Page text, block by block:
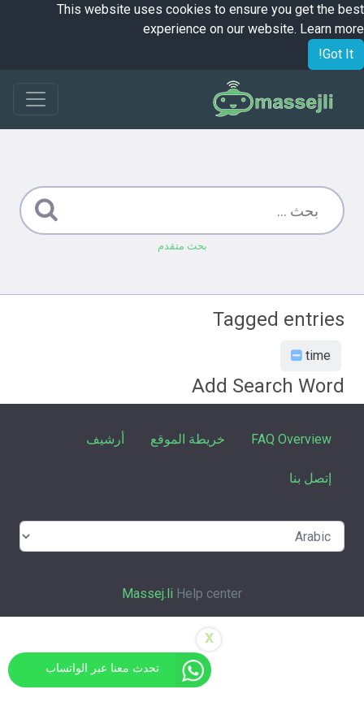
This website uses cookies to ensure you get the best
experience on our website. Learn more
Got It!
بحث متقدم
Tagged entries
time
Add Search Word
FAQ Overview خريطة الموقع أرشيف
إتصل بنا
Massej.li Help center
x
تحدث معنا عبر الواتساب